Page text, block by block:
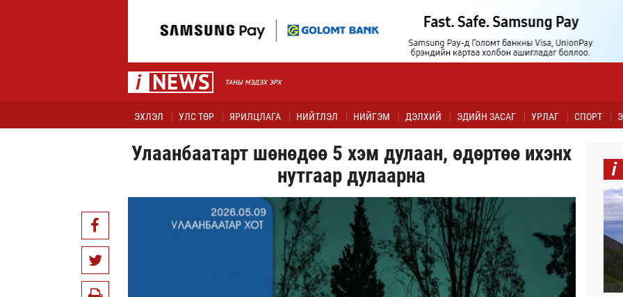
ЭХЛЭЛ УЛС ТӨР ЯРИЛЦЛАГА НИЙТЛЭЛ НИЙГЭМ ДЭЛХИЙ ЭДИЙН ЗАСАГ УРЛАГ СПОРТ
Улаанбаатарт шөнөдөө 5 хэм дулаан, өдөртөө ихэнх
нутгаар дулаарна
i